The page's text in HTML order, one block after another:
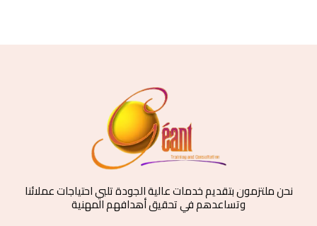
نحن ملتزمون بتقديم خدمات عالية الجودة تلبي احتياجات عملائنا
وتساعدهم في تحقيق أهدافهم المهنية